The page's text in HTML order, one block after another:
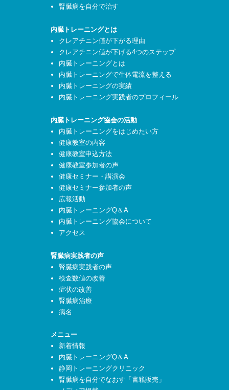
腎臓病を自分で治す
内臓トレーニングとは
クレアチニン値が下がる理由
クレアチニン値が下げる4つのステップ
内臓トレーニングとは
内臓トレーニングで生体電流を整える
内臓トレーニングの実績
内臓トレーニング実践者のプロフィール
内臓トレーニング協会の活動
内臓トレーニングをはじめたい方
健康教室の内容
健康教室申込方法
健康教室参加者の声
健康セミナー・講演会
健康セミナー参加者の声
広報活動
内臓トレーニングQ＆A
内臓トレーニング協会について
アクセス
腎臓病実践者の声
腎臓病実践者の声
検査数値の改善
症状の改善
腎臓病治療
病名
メニュー
新着情報
内臓トレーニングQ＆A
静岡トレーニングクリニック
腎臓病を自分でなおす「書籍販売」